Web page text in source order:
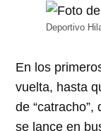
Deportivo
En los
vuelta, hasta
de catracho ,
se lance en